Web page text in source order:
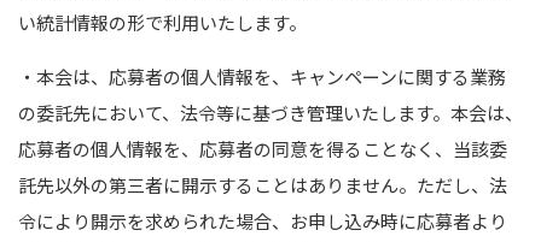
い統計情報の形で利用いたします。
・本会は、応募者の個人情報を、キャンペーンに関する業務
の委託先において、法令等に基づき管理いたします。本会は、
応募者の個人情報を、応募者の同意を得ることなく、当該委
託先以外の第三者に開示することはありません。ただし、法
令により開示を求められた場合、お申し込み時に応募者より